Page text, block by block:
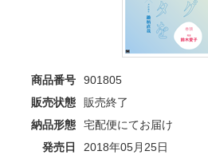
商品番号
901805
販売状態
販売終了
納品形態
宅配便にてお届け
発売日
2018年05月25日